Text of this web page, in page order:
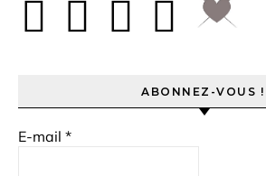
ABONNEZ-VOUS !
E-mail *